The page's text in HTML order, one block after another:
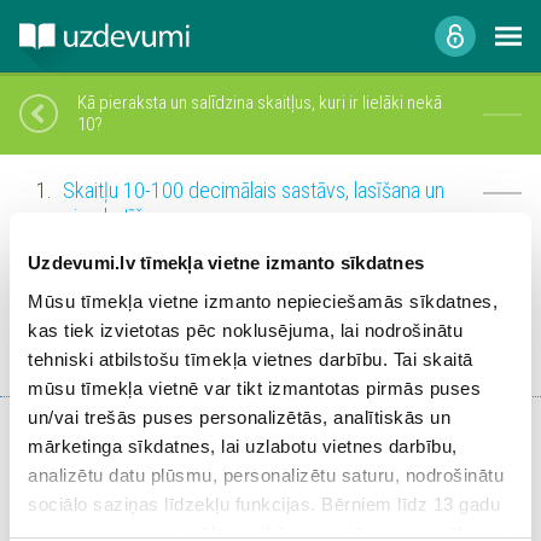
Uzdevumi.lv tīmekļa vietne izmanto sīkdatnes
Mūsu tīmekļa vietne izmanto nepieciešamās sīkdatnes,
kas tiek izvietotas pēc noklusējuma, lai nodrošinātu
tehniski atbilstošu tīmekļa vietnes darbību. Tai skaitā
mūsu tīmekļa vietnē var tikt izmantotas pirmās puses
un/vai trešās puses personalizētās, analītiskās un
mārketinga sīkdatnes, lai uzlabotu vietnes darbību,
analizētu datu plūsmu, personalizētu saturu, nodrošinātu
sociālo saziņas līdzekļu funkcijas. Bērniem līdz 13 gadu
vecumam pirms izvēles veikšanas ir jāprasa vecāka vai
Kā pieraksta un salīdzina skaitļus, kuri ir lielāki nekā
10?
Skaitļu 10-100 decimālais sastāvs, lasīšana un
pierakstīšana
Skaitļu salīdzināšana. Skaitļu virknes
Garuma mērīšana (cm) un salīdzināšana
Nosūtīt atsauksmi